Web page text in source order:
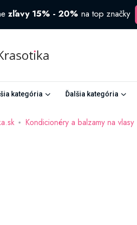
zľavy 15% - 20% na top značky
kategória Ďalšia kategória
Kondicionéry a balzamy na vlasy